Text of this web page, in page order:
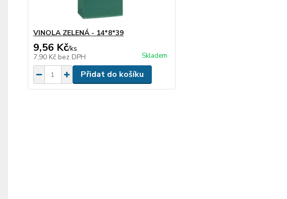
VINOLA ZELENÁ - 14*8*39
9,56 Kč/ks
7,90 Kč bez DPH Skladem
Přidat do košíku